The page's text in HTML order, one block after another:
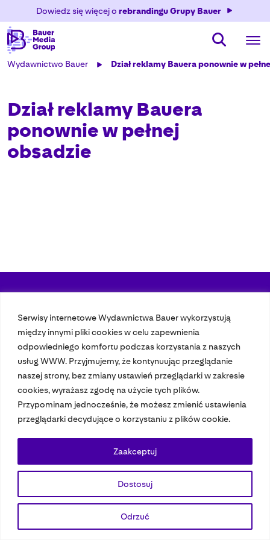
Serwisy internetowe Wydawnictwa Bauer wykorzystują
między innymi pliki cookies w celu zapewnienia
odpowiedniego komfortu podczas korzystania z naszych
usług WWW. Przyjmujemy, że kontynuując przeglądanie
naszej strony, bez zmiany ustawień przeglądarki w zakresie
cookies, wyrażasz zgodę na użycie tych plików.
Przypominam jednocześnie, że możesz zmienić ustawienia
przeglądarki decydujące o korzystaniu z plików cookie.
Dostosuj
Odrzuć
Zaakceptuj
Dowiedz się więcej o rebrandingu Grupy Bauer
Wydawnictwo Bauer Dział reklamy Bauera ponownie w
Dział reklamy Bauera
ponownie w pełnej
obsadzie
Nasze czasopisma
Nasze strony
© 2023 Bauer Media Group, All Rights Reserved.
Polityka prywatnościDane osoboweWydawca EMFASpeak Up